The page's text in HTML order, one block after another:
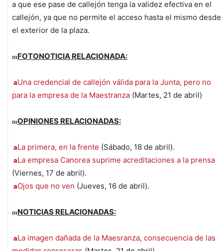
a que ese pase de callejón tenga la validez efectiva en el
callejón, ya que no permite el acceso hasta el mismo desde
el exterior de la plaza.
mFOTONOTICIA RELACIONADA:
aUna credencial de callejón válida para la Junta, pero no
para la empresa de la Maestranza (Martes, 21 de abril)
mOPINIONES RELACIONADAS:
aLa primera, en la frente (Sábado, 18 de abril).
aLa empresa Canorea suprime acreditaciones a la prensa
(Viernes, 17 de abril).
aOjos que no ven (Jueves, 16 de abril).
mNOTICIAS RELACIONADAS:
aLa imagen dañada de la Maesranza, consecuencia de las